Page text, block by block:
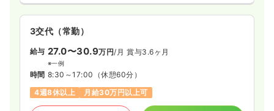
3交代（常勤）
給与 27.0〜30.9万円/月 賞与3.6ヶ月
※一例
時間 8:30～17:00 （休憩60分）
4週8休以上
月給30万円以上可